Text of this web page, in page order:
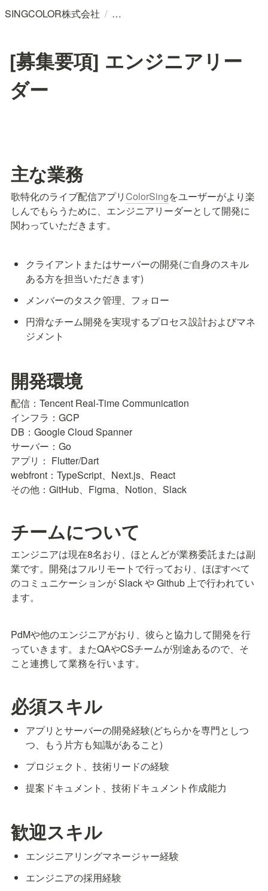
SINGCOLOR株式会社 /
[募集要項] エンジニアリー
ダー
主な業務
歌特化のライブ配信アプリColorSingをユーザーがより楽
しんでもらうために、エンジニアリーダーとして開発に
関わっていただきます。
クライアントまたはサーバーの開発(ご自身のスキル
ある方を担当いただきます)
メンバーのタスク管理、フォロー
円滑なチーム開発を実現するプロセス設計およびマネ
ジメント
開発環境
配信：Tencent Real-Time Communication
インフラ：GCP
DB：Google Cloud Spanner
サーバー：Go
アプリ： Flutter/Dart
webfront：TypeScript、Next.js、React
その他：GitHub、Figma、Notion、Slack
チームについて
エンジニアは現在8名おり、ほとんどが業務委託または副
業です。開発はフルリモートで行っており、ほぼすべて
のコミュニケーションが Slack や Github 上で行われてい
ます。
PdMや他のエンジニアがおり、彼らと協力して開発を行
っていきます。またQAやCSチームが別途あるので、そ
こと連携して業務を行います。
必須スキル
アプリとサーバーの開発経験(どちらかを専門としつ
つ、もう片方も知識があること)
プロジェクト、技術リードの経験
提案ドキュメント、技術ドキュメント作成能力
歓迎スキル
エンジニアリングマネージャー経験
エンジニアの採用経験